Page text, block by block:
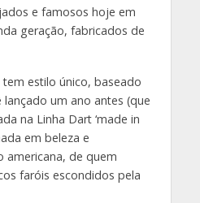
e famosos hoje em
geração, fabricados de
tem estilo único, baseado
um ano antes (que
na Linha Dart ‘made in
em beleza e
americana, de quem
faróis escondidos pela